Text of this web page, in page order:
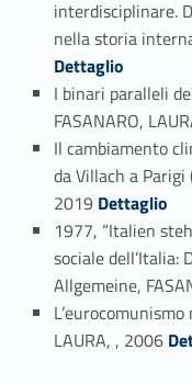
interdisciplinare.
nella storia
Dettaglio
I binari paralleli
FASANARO,
Il cambiamento
da Villach a Parigi
2019 Link identifier #identifier_person_110195-6Dettaglio
1977, “Italien
sociale dell’Italia:
Allgemeine,
LAURA, , 2006 Link identifier #identifier_person_196928-8